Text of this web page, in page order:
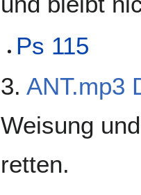
Ps 115
3. ANT.mp3
Weisung
retten.